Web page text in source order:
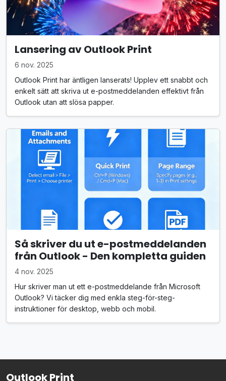
Lansering av Outlook Print
6 nov. 2025
Outlook Print har äntligen lanserats! Upplev ett snabbt och
enkelt sätt att skriva ut e-postmeddelanden effektivt från
Outlook utan att slösa papper.
Så skriver du ut e-postmeddelanden
från Outlook - Den kompletta guiden
4 nov. 2025
Hur skriver man ut ett e-postmeddelande från Microsoft
Outlook? Vi täcker dig med enkla steg-för-steg-
instruktioner för desktop, webb och mobil.
Outlook Print